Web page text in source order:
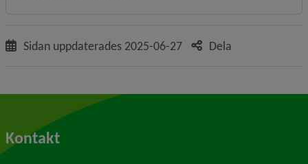
Sidan uppdaterades 2025-06-27 Dela
Kontakt